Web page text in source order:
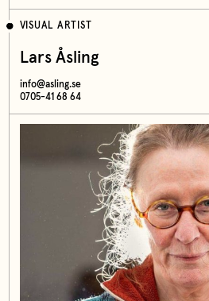
VISUAL ARTIST
Lars Åsling
info@asling.se
0705-41 68 64